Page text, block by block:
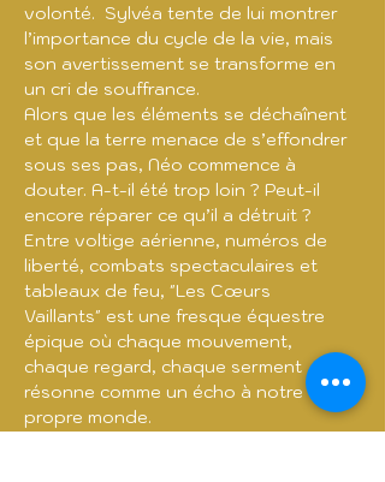
volonté.  Sylvéa tente de lui montrer
l’importance du cycle de la vie, mais
son avertissement se transforme en
un cri de souffrance.
Alors que les éléments se déchaînent
et que la terre menace de s’effondrer
sous ses pas, Néo commence à
douter. A-t-il été trop loin ? Peut-il
encore réparer ce qu’il a détruit ?
Entre voltige aérienne, numéros de
liberté, combats spectaculaires et
tableaux de feu, "Les Cœurs
Vaillants" est une fresque équestre
épique où chaque mouvement,
chaque regard, chaque serment
résonne comme un écho à notre
propre monde.